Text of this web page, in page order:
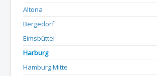
Kontakt
Altona
Bergedorf
Eimsbüttel
Harburg
Hamburg Mitte